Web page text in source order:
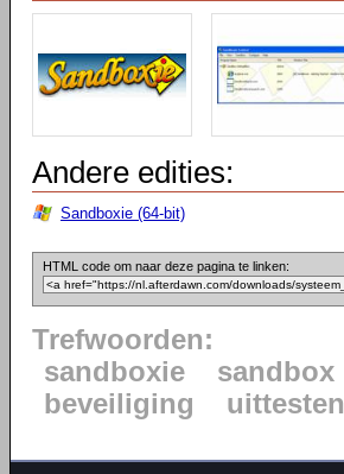
Andere edities:
Sandboxie (64-bit)
HTML code om naar deze pagina te linken:
Trefwoorden:
sandboxie
sandbox
beveiliging
uittesten